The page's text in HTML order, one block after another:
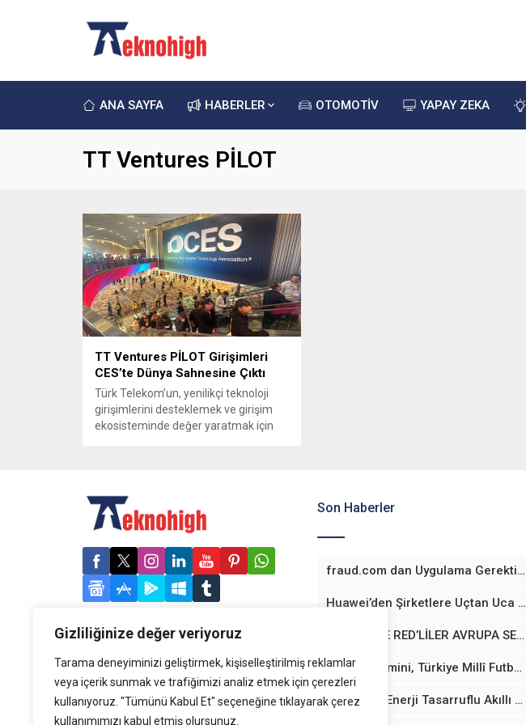
Gizliliğinize değer veriyoruz
Tarama deneyiminizi geliştirmek, kişiselleştirilmiş reklamlar
veya içerik sunmak ve trafiğimizi analiz etmek için çerezleri
kullanıyoruz. "Tümünü Kabul Et" seçeneğine tıklayarak çerez
kullanımımızı kabul etmiş olursunuz.
ANA SAYFA HABERLER OTOMOTİV YAPAY ZEKA
TT Ventures PİLOT
TT Ventures PİLOT Girişimleri
CES’te Dünya Sahnesine Çıktı
Türk Telekom’un, yenilikçi teknoloji
girişimlerini desteklemek ve girişim
ekosisteminde değer yaratmak için
vizyonunu uluslararası arenada
sergiledi. İleri teknolojilerin
zekâ, dijital sağlık, mobilite ve
sürdürülebilirlik konuları öne çıkarken,
fuardaki...
Son Haberler
fraud.com dan Uygulama Gerektirmeyen Yaş Doğrulama Teknolojisi
Huawei’den Şirketlere Uçtan Uca Yapay Zekâ Altyapısı
VODAFONE RED’LİLER AVRUPA SEYAHATLERİNDE TARİFELERİNİ TÜRKİYE’DEYMİŞ GİBİ KULLANABİLECEK
Google Gemini, Türkiye Millî Futbol Takımları’nın Resmi Sponsoru Oldu
Samsung, Enerji Tasarruflu Akıllı Cihazlar için Yeni Avrupa Birliği Davranış Kurallarını Benimsedi